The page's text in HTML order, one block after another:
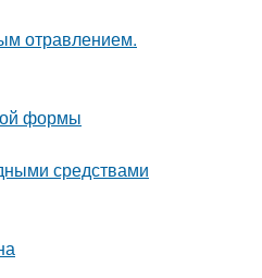
отравлением.
формы
средствами